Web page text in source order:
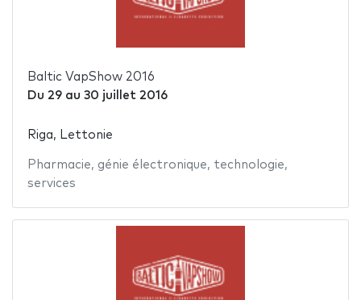
Baltic VapShow 2016
Du 29au 30 juillet 2016
Riga, Lettonie
Pharmacie, génie électronique, technologie,
services